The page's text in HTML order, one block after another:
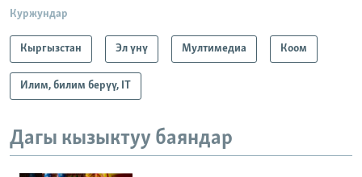
Куржундар
Кыргызстан Эл үнү Мултимедиа Коом
Илим, билим берүү, IT
Дагы кызыктуу баяндар